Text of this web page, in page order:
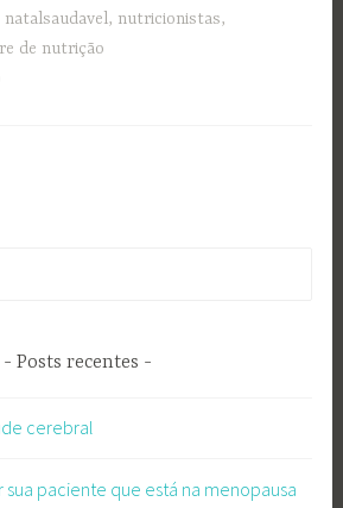
natalsaudavel, nutricionistas,
de nutrição
Posts recentes
cerebral
paciente que está na menopausa